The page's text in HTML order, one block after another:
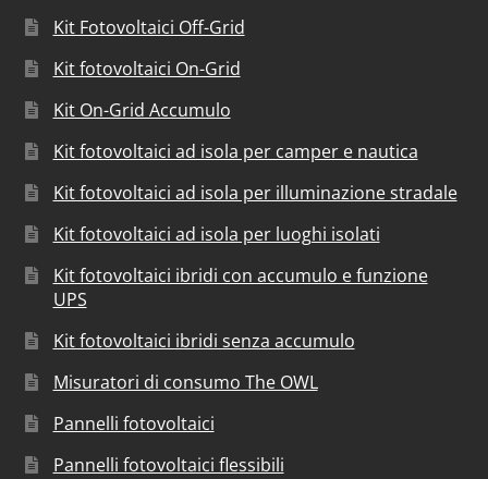
Kit Fotovoltaici Off-Grid
Kit fotovoltaici On-Grid
Kit On-Grid Accumulo
Kit fotovoltaici ad isola per camper e nautica
Kit fotovoltaici ad isola per illuminazione stradale
Kit fotovoltaici ad isola per luoghi isolati
Kit fotovoltaici ibridi con accumulo e funzione
UPS
Kit fotovoltaici ibridi senza accumulo
Misuratori di consumo The OWL
Pannelli fotovoltaici
Pannelli fotovoltaici flessibili